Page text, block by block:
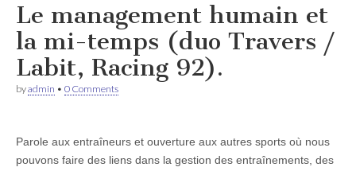
Le management humain et
la mi-temps (duo Travers /
Labit, Racing 92).
byadmin • 0 Comments
Parole aux entraîneurs et ouverture aux autres sports où nous
pouvons faire des liens dans la gestion des entraînements, des